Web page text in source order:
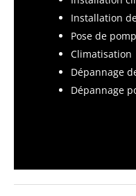
Installation
Pose de
Climatisation
Dépannage
Dépannage